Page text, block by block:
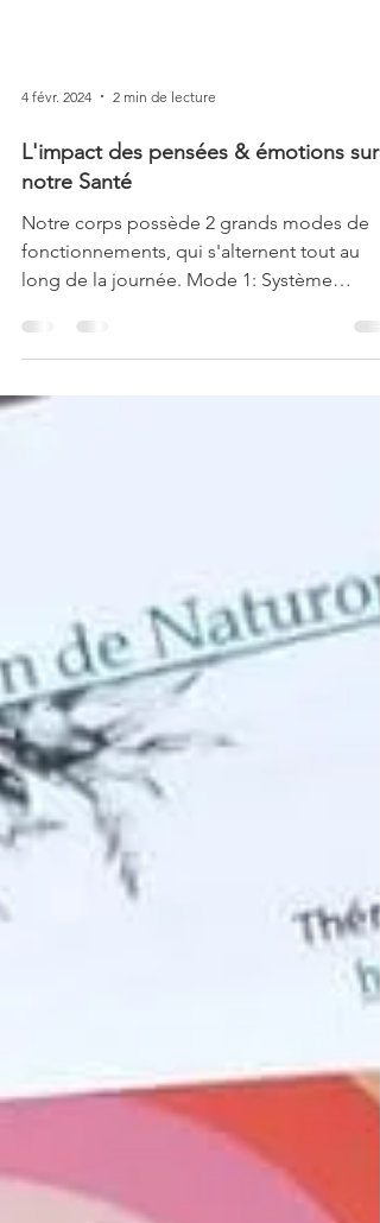
4 févr. 2024 2 min de lecture
L'impact des pensées & émotions sur
notre Santé
fonctionnements, qui s'alternent tout au
long de la journée. Mode 1: Système
nerveux sympathique Ce...